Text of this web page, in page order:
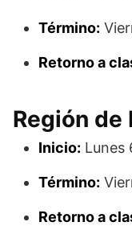
Término:
Retorno a
Región de
Inicio: Lunes
Término:
Retorno a